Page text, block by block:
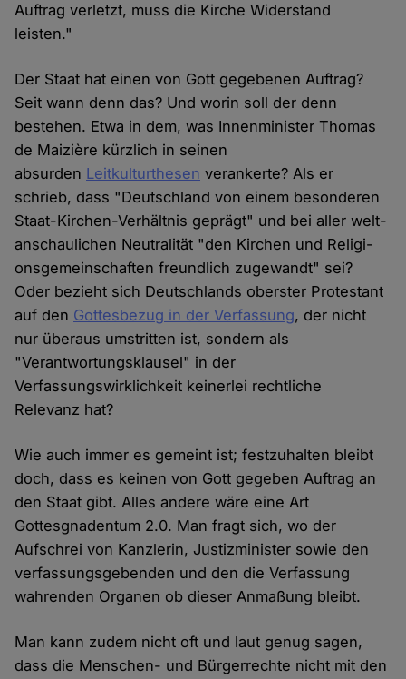
Auftrag verletzt, muss die Kirche Widerstand
leisten."
Der Staat hat einen von Gott gegebenen Auftrag?
Seit wann denn das? Und worin soll der denn
bestehen. Etwa in dem, was Innenminister Thomas
de Maizière kürzlich in seinen
absurden Leitkulturthesen verankerte? Als er
schrieb, dass "Deutsch­land von einem be­son­de­ren
Staat-Kir­chen-Ver­hält­nis ge­prägt" und bei aller welt­
an­schau­lichen Neu­tralität "den Kir­chen und Re­li­gi­
ons­ge­mein­schaf­ten freund­lich zu­ge­wandt" sei?
Oder bezieht sich Deutschlands oberster Protestant
auf den Gottesbezug in der Verfassung, der nicht
nur überaus umstritten ist, sondern als
"Verantwortungsklausel" in der
Verfassungswirklichkeit keinerlei rechtliche
Relevanz hat?
Wie auch immer es gemeint ist; festzuhalten bleibt
doch, dass es keinen von Gott gegeben Auftrag an
den Staat gibt. Alles andere wäre eine Art
Gottesgnadentum 2.0. Man fragt sich, wo der
Aufschrei von Kanzlerin, Justizminister sowie den
verfassungsgebenden und den die Verfassung
wahrenden Organen ob dieser Anmaßung bleibt.
Man kann zudem nicht oft und laut genug sagen,
dass die Menschen- und Bürgerrechte nicht mit den